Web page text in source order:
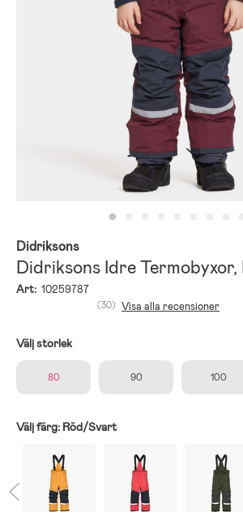
Didriksons
Didriksons Idre
Art: 10259787
(30) Visa alla recensioner
Välj storlek
80 90 100
Välj färg: Röd/Svart